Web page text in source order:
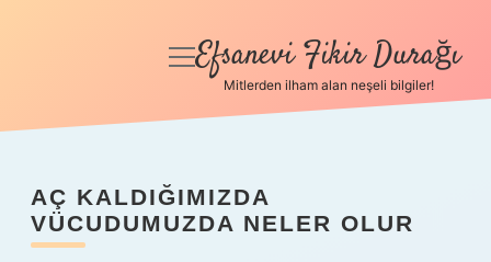
Anasayfa
Yasal Uyarı
menüyü
Efsanevi Fikir Durağı
Mitlerden ilham alan neşeli bilgiler!
AÇ KALDIĞIMIZDA
VÜCUDUMUZDA NELER OLUR